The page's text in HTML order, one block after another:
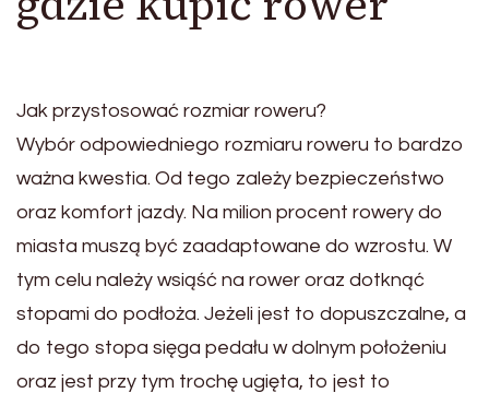
Jak przystosować rozmiar roweru?
Wybór odpowiedniego rozmiaru roweru to bardzo
ważna kwestia. Od tego zależy bezpieczeństwo
oraz komfort jazdy. Na milion procent rowery do
miasta muszą być zaadaptowane do wzrostu. W
tym celu należy wsiąść na rower oraz dotknąć
stopami do podłoża. Jeżeli jest to dopuszczalne, a
do tego stopa sięga pedału w dolnym położeniu
oraz jest przy tym trochę ugięta, to jest to